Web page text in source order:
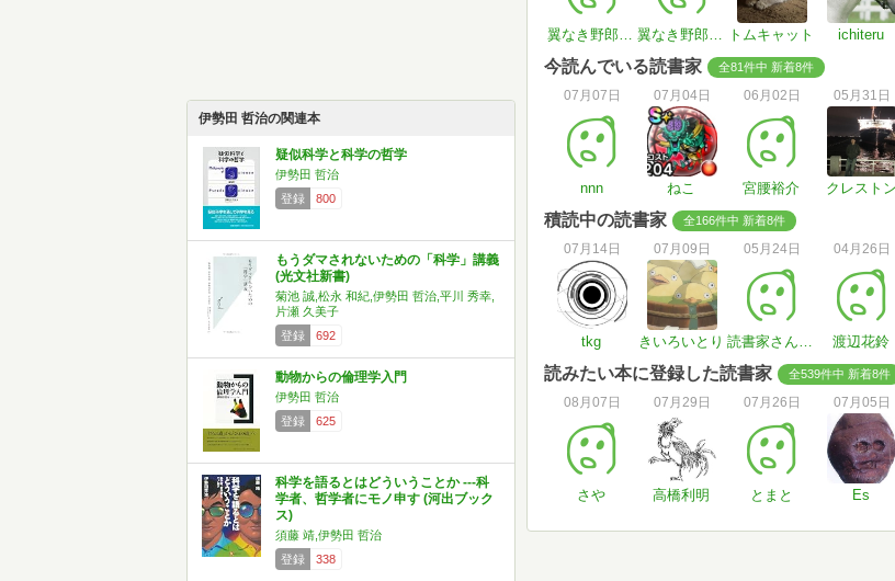
伊勢田 哲治の関連本
疑似科学と科学の哲学
伊勢田 哲治
登録
800
もうダマされないための「科学」講義
(光文社新書)
菊池 誠,松永 和紀,伊勢田 哲治,平川 秀幸,
片瀬 久美子
登録
692
動物からの倫理学入門
伊勢田 哲治
登録
625
科学を語るとはどういうことか ---科
学者、哲学者にモノ申す (河出ブック
ス)
須藤 靖,伊勢田 哲治
登録
338
翼なき野郎ども 翼なき野郎ども トムキャット ichiteru
今読んでいる読書家 全81件中 新着8件
07月07日
nnn
07月04日
ねこ
06月02日
宮腰裕介
05月31日
クレストン
積読中の読書家 全166件中 新着8件
07月14日
tkg
07月09日
きいろいとり
05月24日
読書家さん#tw3tcP
04月26日
渡辺花鈴
読みたい本に登録した読書家 全539件中 新着8件
08月07日
さや
07月29日
高橋利明
07月26日
とまと
07月05日
Es